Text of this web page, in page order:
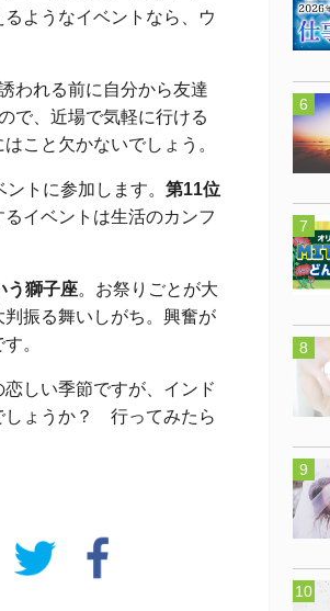
ようなイベントなら、ウ
われる前に自分から友達
で、近場で気軽に行ける
こと欠かないでしょう。
トに参加します。 第11位
イベントは生活のカンフ
う獅子座。お祭りごとが大
振る舞いしがち。興奮が
。
しい季節ですが、インド
しょうか？ 行ってみたら